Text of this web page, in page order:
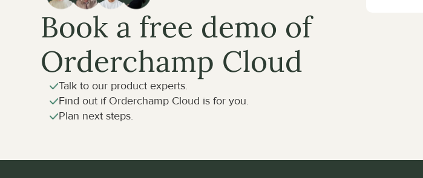
Book a free demo of
Orderchamp Cloud
Talk to our product experts.
Find out if Orderchamp Cloud is for you.
Plan next steps.